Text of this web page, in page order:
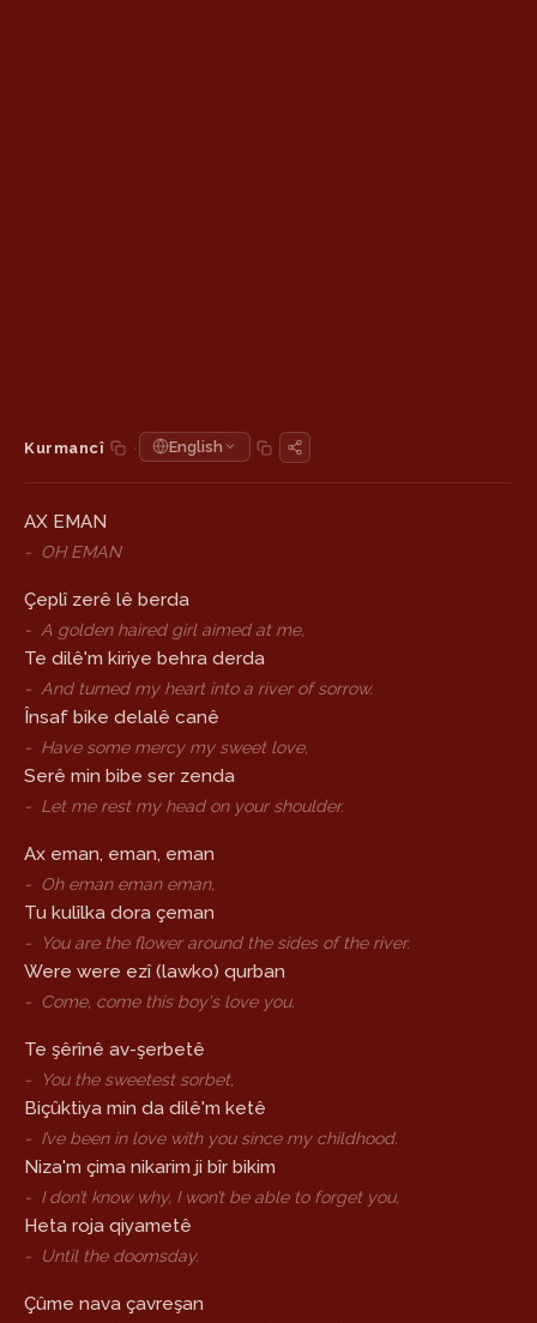
Kurmancî · English
AX EMAN
- OH EMAN
Çeplî zerê lê berda
- A golden haired girl aimed at me,
Te dilê'm kiriye behra derda
- And turned my heart into a river of sorrow.
Însaf bike delalê canê
- Have some mercy my sweet love,
Serê min bibe ser zenda
- Let me rest my head on your shoulder.
Ax eman, eman, eman
- Oh eman eman eman,
Tu kulîlka dora çeman
- You are the flower around the sides of the river.
Were were ezî (lawko) qurban
- Come, come this boy's love you.
Te şêrînê av-şerbetê
- You the sweetest sorbet,
Biçûktiya min da dilê'm ketê
- I’ve been in love with you since my childhood.
Niza'm çima nikarim ji bîr bikim
- I don’t know why, I won’t be able to forget you,
Heta roja qiyametê
- Until the doomsday.
Çûme nava çavreşan